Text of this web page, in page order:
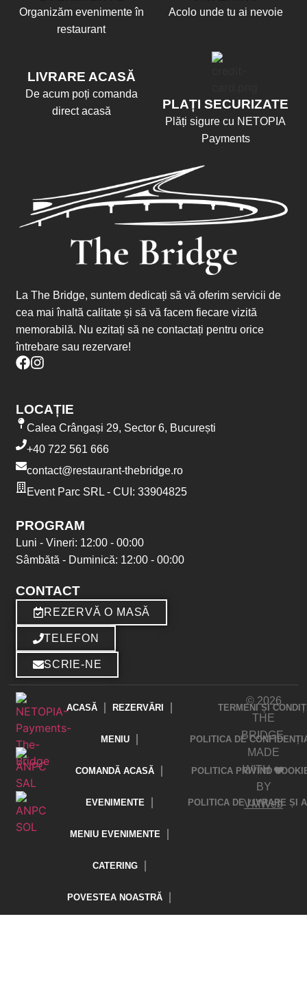
Organizăm evenimente în
restaurant
Acolo unde tu ai nevoie
LIVRARE ACASĂ
De acum poți comanda
direct acasă
PLAȚI SECURIZATE
Plăți sigure cu NETOPIA
Payments
La The Bridge, suntem dedicați să vă oferim servicii de
cea mai înaltă calitate și să vă facem fiecare vizită
memorabilă. Nu ezitați să ne contactați pentru orice
întrebare sau rezervare!
LOCAȚIE
Calea Crângași 29, Sector 6, București
+40 722 561 666
contact@restaurant-thebridge.ro
Event Parc SRL - CUI: 33904825
PROGRAM
Luni - Vineri: 12:00 - 00:00
Sâmbătă - Duminică: 12:00 - 00:00
CONTACT
REZERVĂ O MASĂ
TELEFON
SCRIE-NE
ACASĂ REZERVĂRI
MENIU
COMANDĂ ACASĂ
EVENIMENTE
MENIU EVENIMENTE
CATERING
POVESTEA NOASTRĂ
TERMENI ȘI
POLITICA DE
POLITICA PRIVIND
POLITICA DE LIVRARE ȘI
© 2026
THE
BRIDGE.
MADE
WITH ❤️
BY
VMWeb